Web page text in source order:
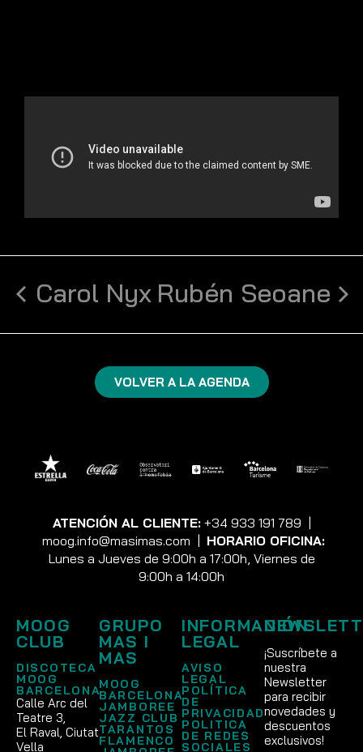
Carol Nyx Rubén Seoane
VOLVER A LA AGENDA
ATENCIÓN AL CLIENTE: +34 933 191 789 |
moog.info@masimas.com | HORARIO OFICINA:
Lunes a Jueves de 9:00h a 17:00h, Viernes de
9:00h a 14:00h
MOOG
CLUB
DISCOTECA
MOOG
BARCELONA
Calle Arc del
Teatre 3,
El Raval, Ciutat
Vella
GRUPO
MAS I
MAS
MOOG
BARCELONA
JAMBOREE
JAZZ CLUB
TARANTOS
FLAMENCO
INFORMACIÓN
LEGAL
AVISO
LEGAL
POLÍTICA
DE
PRIVACIDAD
POLITICA
DE REDES
SOCIALES
¡Suscríbete a
nuestra
Newsletter
para recibir
novedades y
descuentos
exclusivos!